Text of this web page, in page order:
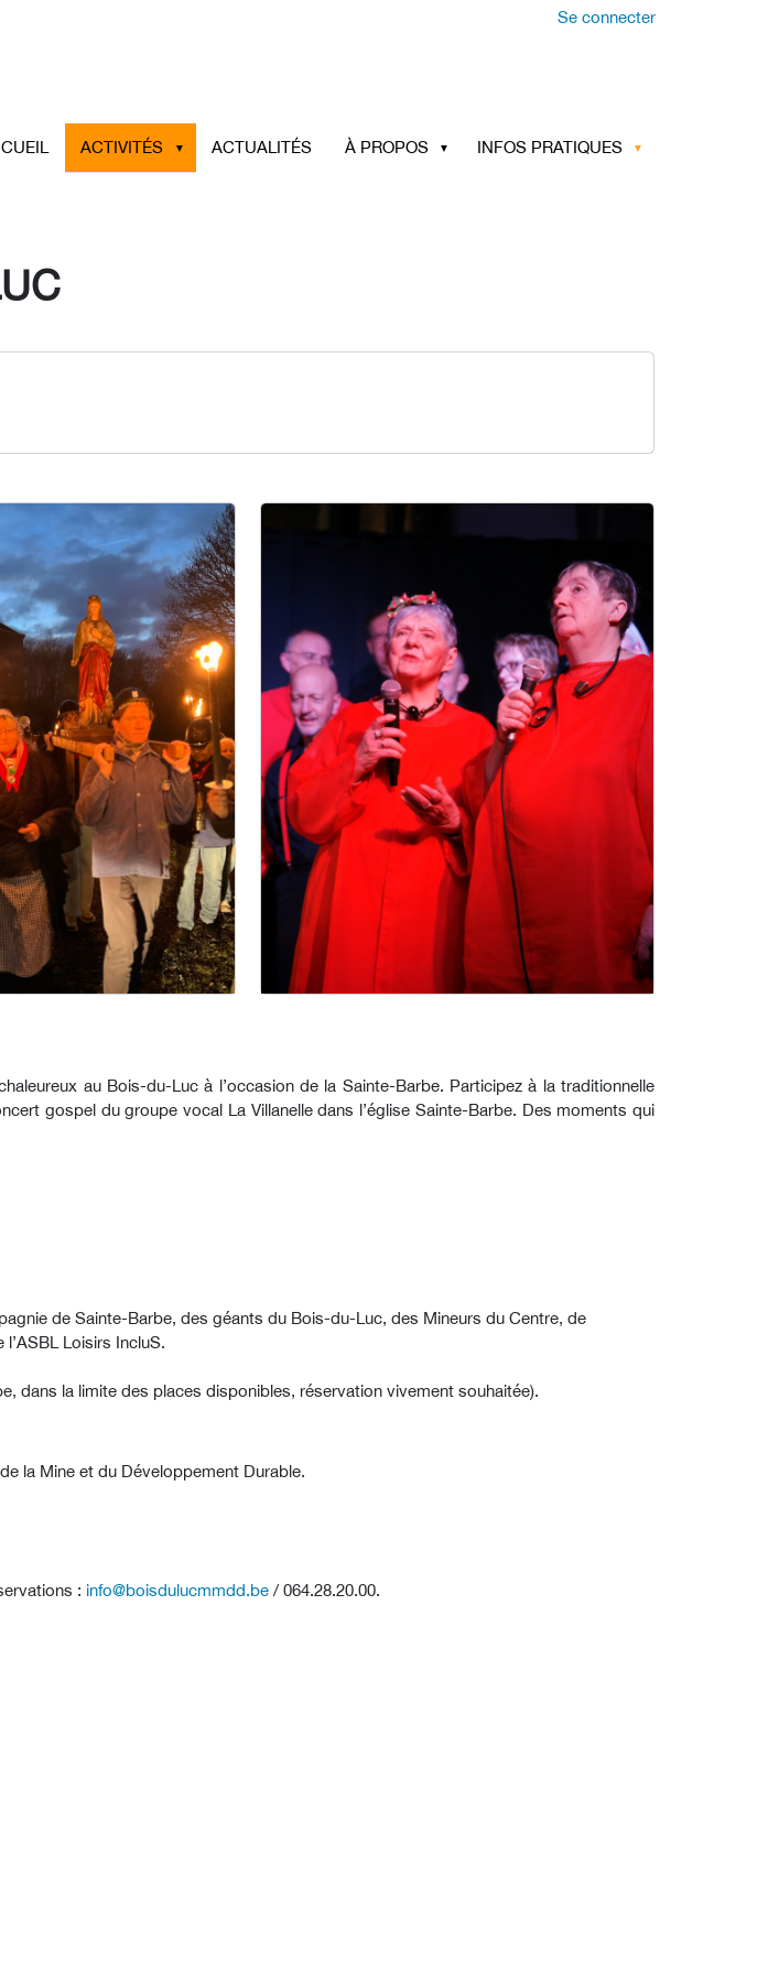
Se connecter
ACTIVITÉS ACTUALITÉS À PROPOS INFOS PRATIQUES
au Bois-du-Luc à l’occasion de la Sainte-Barbe. Participez à la traditionnelle
gospel du groupe vocal La Villanelle dans l’église Sainte-Barbe. Des moments qui
de Sainte-Barbe, des géants du Bois-du-Luc, des Mineurs du Centre, de
Loisirs IncluS.
dans la limite des places disponibles, réservation vivement souhaitée).
la Mine et du Développement Durable.
: info@boisdulucmmdd.be / 064.28.20.00.